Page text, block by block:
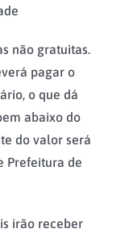
não gratuitas.
pagar o
o que dá
abaixo do
do valor será
Prefeitura de
irão receber